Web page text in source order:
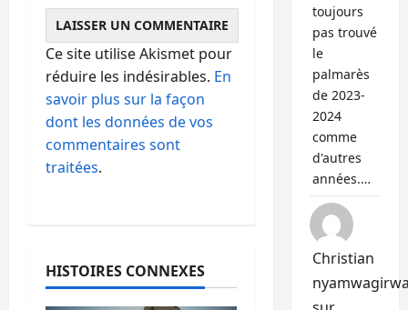
Ce site utilise Akismet pour
réduire les indésirables. En
savoir plus sur la façon
dont les données de vos
commentaires sont
traitées.
HISTOIRES CONNEXES
toujours
pas trouvé
le
palmarès
de 2023-
2024
comme
d'autres
années.…
Christian